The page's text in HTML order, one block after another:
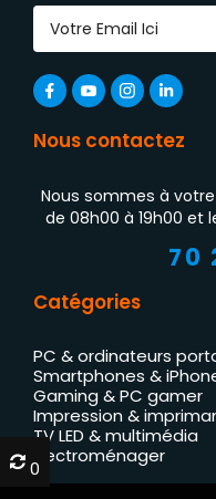
Nous contactez
Nous sommes à
de 08h00 à 19h00 et
70
Catégories
PC & ordinateurs
Smartphones &
Gaming & PC gamer
Impression &
TV LED & multimédia
Électroménager
0
0